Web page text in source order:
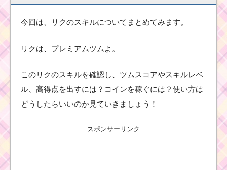
今回は、リクのスキルについてまとめてみます。
リクは、プレミアムツムよ。
このリクのスキルを確認し、ツムスコアやスキルレベ
ル、高得点を出すには？コインを稼ぐには？使い方は
どうしたらいいのか見ていきましょう！
スポンサーリンク